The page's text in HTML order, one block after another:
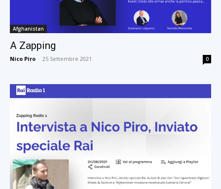
Afghanistan
A Zapping
Nico Piro - 25 Settembre 2021 0